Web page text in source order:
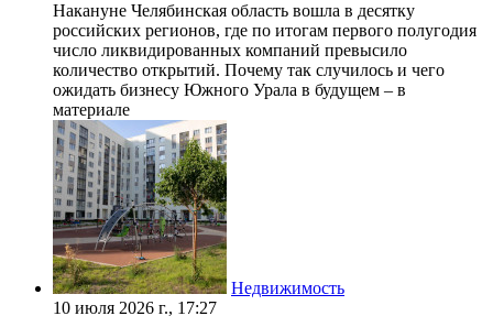
Накануне Челябинская область вошла в десятку
российских регионов, где по итогам первого полугодия
число ликвидированных компаний превысило
количество открытий. Почему так случилось и чего
ожидать бизнесу Южного Урала в будущем – в
материале
Недвижимость
10 июля 2026 г., 17:27